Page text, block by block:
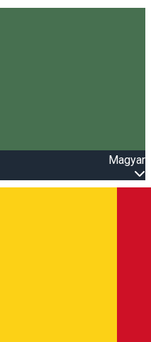
Magyar